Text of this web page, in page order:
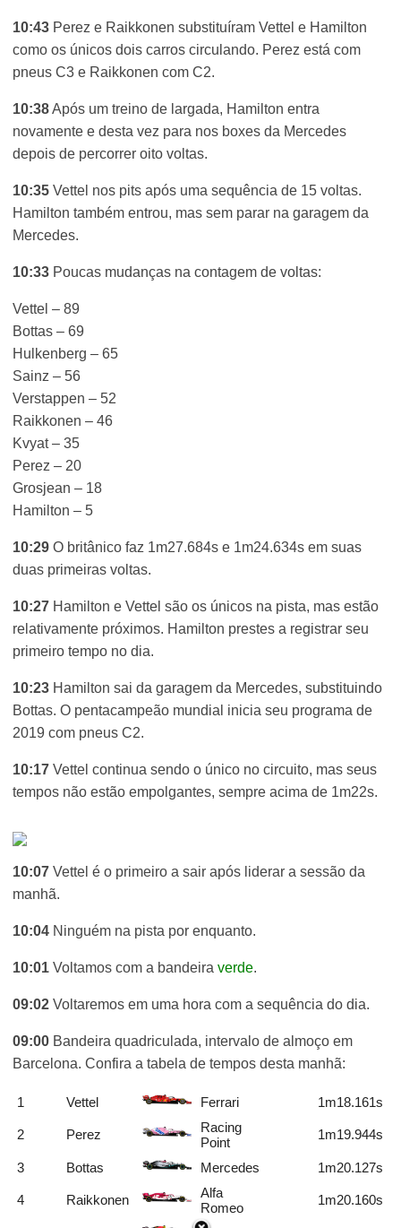
10:43 Perez e Raikkonen substituíram Vettel e Hamilton
como os únicos dois carros circulando. Perez está com
pneus C3 e Raikkonen com C2.
10:38Após um treino de largada, Hamilton entra
novamente e desta vez para nos boxes da Mercedes
depois de percorrer oito voltas.
10:35 Vettel nos pits após uma sequência de 15 voltas.
Hamilton também entrou, mas sem parar na garagem da
Mercedes.
10:33 Poucas mudanças na contagem de voltas:
Vettel – 89
Bottas – 69
Hulkenberg – 65
Sainz – 56
Verstappen – 52
Raikkonen – 46
Kvyat – 35
Perez – 20
Grosjean – 18
Hamilton – 5
10:29 O britânico faz 1m27.684s e 1m24.634s em suas
duas primeiras voltas.
10:27 Hamilton e Vettel são os únicos na pista, mas estão
relativamente próximos. Hamilton prestes a registrar seu
primeiro tempo no dia.
10:23 Hamilton sai da garagem da Mercedes, substituindo
Bottas. O pentacampeão mundial inicia seu programa de
2019 com pneus C2.
10:17 Vettel continua sendo o único no circuito, mas seus
tempos não estão empolgantes, sempre acima de 1m22s.
10:07 Vettel é o primeiro a sair após liderar a sessão da
manhã.
10:04 Ninguém na pista por enquanto.
10:01 Voltamos com a bandeiraverde.
09:02 Voltaremos em uma hora com a sequência do dia.
09:00 Bandeira quadriculada, intervalo de almoço em
Barcelona. Confira a tabela de tempos desta manhã:
1 Vettel Ferrari 1m18.161s
2 Perez
Racing
Point
1m19.944s
3 Bottas Mercedes 1m20.127s
4 Raikkonen
Alfa
Romeo
1m20.160s